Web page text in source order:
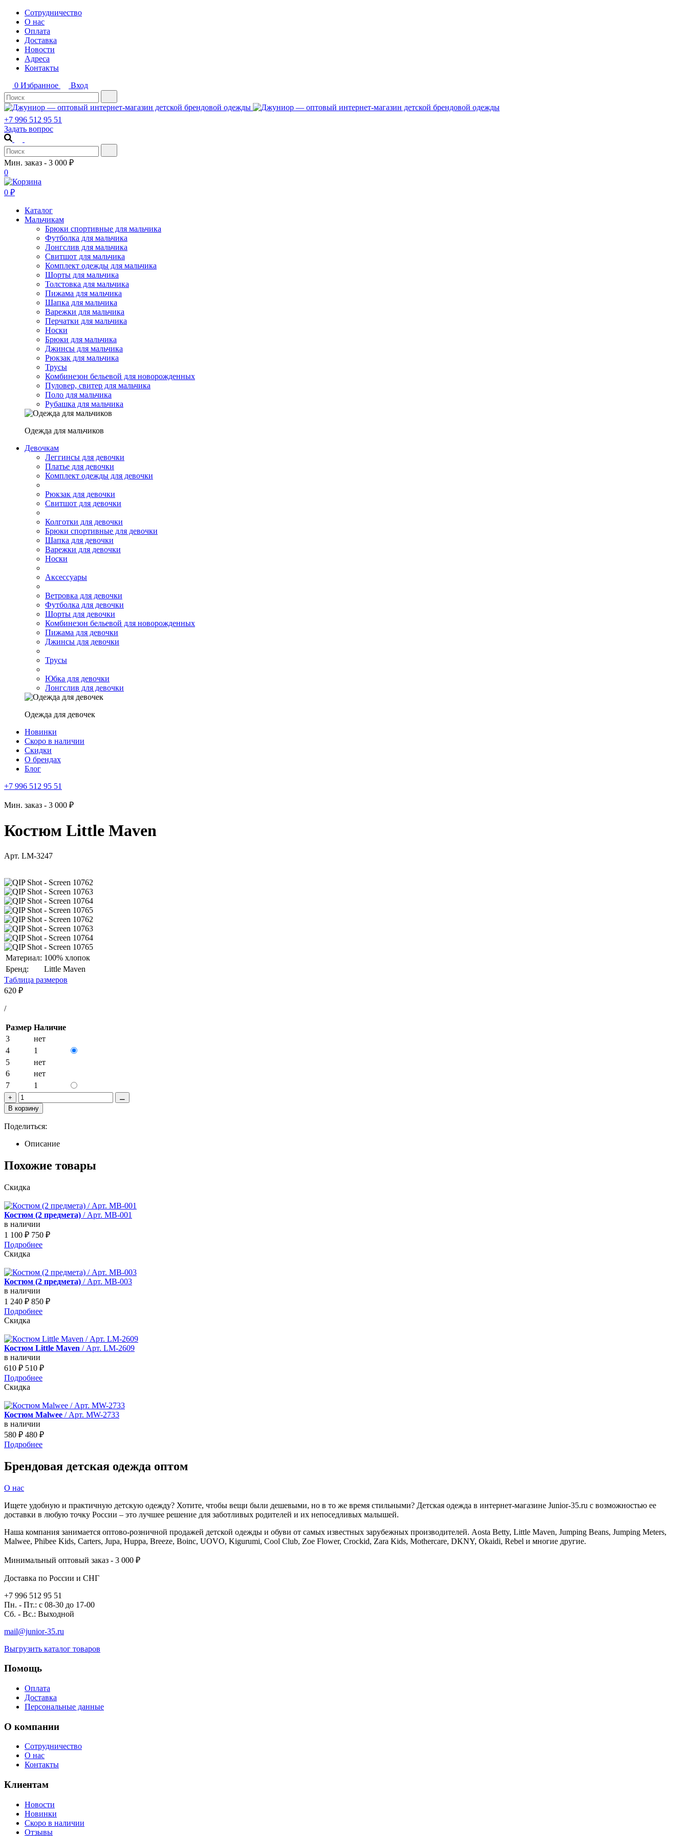
Сотрудничество
О нас
Оплата
Доставка
Новости
Адреса
Контакты
0 Избранное Вход
+7 996 512 95 51
Задать вопрос
Мин. заказ - 3 000 ₽
0
0 ₽
Каталог
Мальчикам
Брюки спортивные для мальчика
Футболка для мальчика
Лонгслив для мальчика
Свитшот для мальчика
Комплект одежды для мальчика
Шорты для мальчика
Толстовка для мальчика
Пижама для мальчика
Шапка для мальчика
Варежки для мальчика
Перчатки для мальчика
Носки
Брюки для мальчика
Джинсы для мальчика
Рюкзак для мальчика
Трусы
Комбинезон бельевой для новорожденных
Пуловер, свитер для мальчика
Поло для мальчика
Рубашка для мальчика
Одежда для мальчиков
Девочкам
Леггинсы для девочки
Платье для девочки
Комплект одежды для девочки
Рюкзак для девочки
Свитшот для девочки
Колготки для девочки
Брюки спортивные для девочки
Шапка для девочки
Варежки для девочки
Носки
Аксессуары
Ветровка для девочки
Футболка для девочки
Шорты для девочки
Комбинезон бельевой для новорожденных
Пижама для девочки
Джинсы для девочки
Трусы
Юбка для девочки
Лонгслив для девочки
Одежда для девочек
Новинки
Скоро в наличии
Скидки
О брендах
Блог
+7 996 512 95 51
Мин. заказ - 3 000 ₽
Костюм Little Maven
Арт. LM-3247
Материал: 100% хлопок
Бренд:
Little Maven
Таблица размеров
620 ₽
/
Размер Наличие
3
нет
4
1
5
нет
6
нет
7
1
+
⚊
В корзину
Поделиться:
Описание
Похожие товары
Скидка
Костюм (2 предмета) / Арт. MB-001
в наличии
1 100 ₽ 750 ₽
Подробнее
Скидка
Костюм (2 предмета) / Арт. MB-003
в наличии
1 240 ₽ 850 ₽
Подробнее
Скидка
Костюм Little Maven / Арт. LM-2609
в наличии
610 ₽ 510 ₽
Подробнее
Скидка
Костюм Malwee / Арт. MW-2733
в наличии
580 ₽ 480 ₽
Подробнее
Брендовая детская одежда оптом
О нас
Ищете удобную и практичную детскую одежду? Хотите, чтобы вещи были дешевыми, но в то же время стильными? Детская одежда в интернет-магазине Junior-35.ru с возможностью ее
доставки в любую точку России – это лучшее решение для заботливых родителей и их непоседливых малышей.
Наша компания занимается оптово-розничной продажей детской одежды и обуви от самых известных зарубежных производителей. Aosta Betty, Little Maven, Jumping Beans, Jumping Meters,
Malwee, Phibee Kids, Carters, Jupa, Huppa, Breeze, Boinc, UOVO, Kigurumi, Cool Club, Zoe Flower, Crockid, Zara Kids, Mothercare, DKNY, Okaidi, Rebel и многие другие.
Минимальный оптовый заказ - 3 000 ₽
Доставка по России и СНГ
+7 996 512 95 51
Пн. - Пт.: с 08-30 до 17-00
Сб. - Вс.: Выходной
mail@junior-35.ru
Выгрузить каталог товаров
Помощь
Оплата
Доставка
Персональные данные
О компании
Сотрудничество
О нас
Контакты
Клиентам
Новости
Новинки
Скоро в наличии
Отзывы